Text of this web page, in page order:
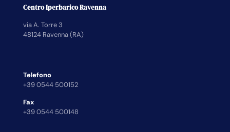
Centro Iperbarico Ravenna
via A. Torre 3
48124 Ravenna (RA)
Telefono
+39 0544 500152
Fax
+39 0544 500148